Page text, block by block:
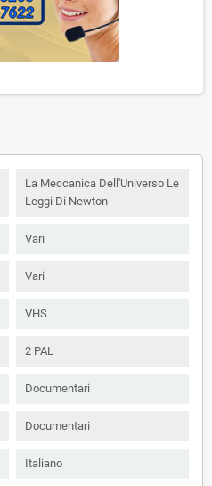
La Meccanica Dell'Universo Le
Leggi Di Newton
Vari
Vari
VHS
2 PAL
Documentari
Documentari
Italiano